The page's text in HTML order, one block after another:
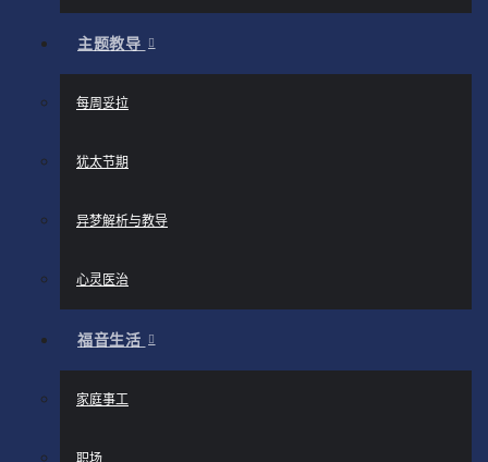
主题教导
每周妥拉
犹太节期
异梦解析与教导
心灵医治
福音生活
家庭事工
职场